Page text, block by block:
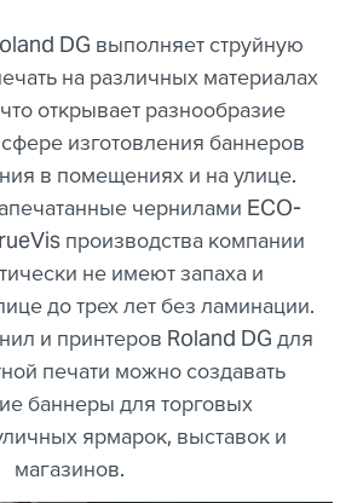
DG выполняет струйную
на различных материалах
открывает разнообразие
изготовления баннеров
в помещениях и на улице.
чернилами ECO-
производства компании
не имеют запаха и
до трех лет без ламинации.
и принтеров Roland DG для
печати можно создавать
баннеры для торговых
ярмарок, выставок и
магазинов.